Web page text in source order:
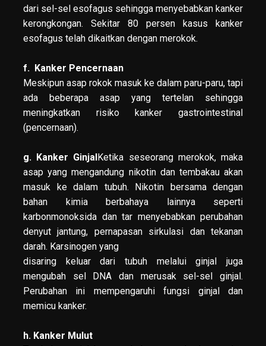
dari sel-sel esofagus sehingga menyebabkan kanker
kerongkongan. Sekitar 80 persen kasus kanker
esofagus telah dikaitkan dengan merokok.
f. Kanker Pencernaan
Meskipun asap rokok masuk ke dalam paru-paru, tapi
ada beberapa asap yang tertelan sehingga
meningkatkan risiko kanker gastrointestinal
(pencernaan).
g. Kanker GinjalKetika seseorang merokok, maka
asap yang mengandung nikotin dan tembakau akan
masuk ke dalam tubuh. Nikotin bersama dengan
bahan kimia berbahaya lainnya seperti
karbonmonoksida dan tar menyebabkan perubahan
denyut jantung, pernapasan sirkulasi dan tekanan
darah. Karsinogen yang
disaring keluar dari tubuh melalui ginjal juga
mengubah sel DNA dan merusak sel-sel ginjal.
Perubahan ini mempengaruhi fungsi ginjal dan
memicu kanker.
h. Kanker Mulut